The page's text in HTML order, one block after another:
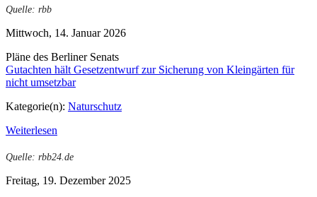
Quelle: rbb
Mittwoch, 14. Januar 2026
Pläne des Berliner Senats
Gutachten hält Gesetzentwurf zur Sicherung von Kleingärten für
nicht umsetzbar
Kategorie(n): Naturschutz
Weiterlesen
Quelle: rbb24.de
Freitag, 19. Dezember 2025